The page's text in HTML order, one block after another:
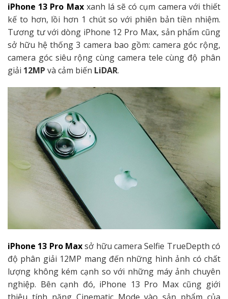
iPhone 13 Pro Maxxanh lá sẽ có cụm camera với thiết
kế to hơn, lồi hơn 1 chút so với phiên bản tiền nhiệm.
Tương tư với dòng iPhone 12 Pro Max, sản phẩm cũng
sở hữu hệ thống 3 camera bao gồm: camera góc rộng,
camera góc siêu rộng cùng camera tele cùng độ phân
giải 12MP và cảm biến LiDAR.
iPhone 13 Pro Maxsở hữu camera Selfie TrueDepth có
độ phân giải 12MP mang đến những hình ảnh có chất
lượng không kém cạnh so với những máy ảnh chuyên
nghiệp. Bên cạnh đó, iPhone 13 Pro Max cũng giới